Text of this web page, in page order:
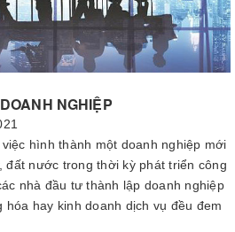
NGHIỆP
hình thành một doanh nghiệp mới
đất nước trong thời kỳ phát triển công
nhà đầu tư thành lập doanh nghiệp
hay kinh doanh dịch vụ đều đem